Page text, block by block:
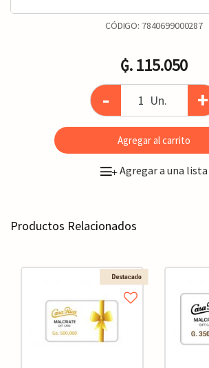
CÓDIGO: 7840699000287
₲. 115.050
- Un. +
Agregar al carrito
+Agregar a una lista
Productos Relacionados